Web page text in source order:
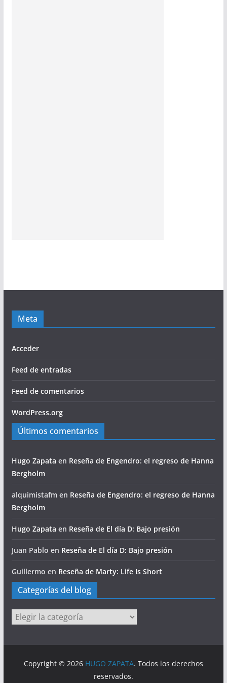
Meta
Acceder
Feed de entradas
Feed de comentarios
WordPress.org
Últimos comentarios
Hugo Zapata en Reseña de Engendro: el regreso de Hanna
Bergholm
alquimistafmen Reseña de Engendro: el regreso de Hanna
Bergholm
Hugo Zapata en Reseña de El día D: Bajo presión
Juan Pablo en Reseña de El día D: Bajo presión
Guillermo en Reseña de Marty: Life Is Short
Categorías del blog
Categorías
del
Copyright © 2026 HUGO ZAPATA. Todos los derechos
reservados.